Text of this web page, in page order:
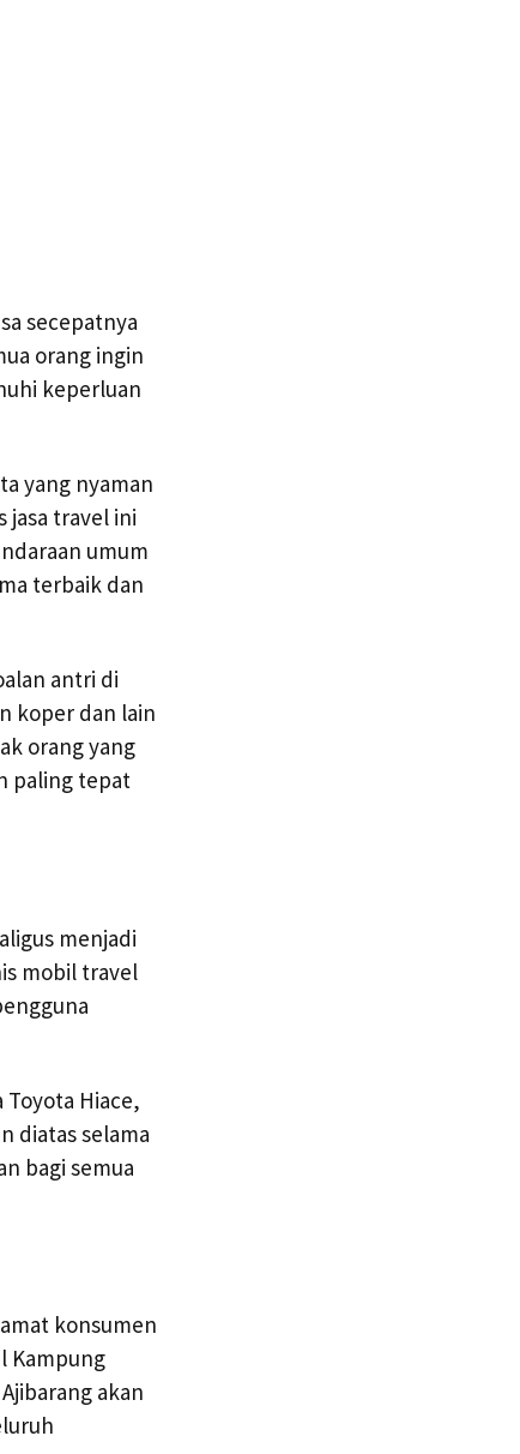
secepatnya
orang ingin
keperluan
yang nyaman
jasa travel ini
umum
terbaik dan
antri di
koper dan lain
orang yang
paling tepat
menjadi
mobil travel
Hiace,
diatas selama
bagi semua
konsumen
Kampung
akan